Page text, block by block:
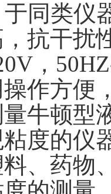
于同类仪
抗干扰
，
操作方便
牛顿型
度的仪
料、药物